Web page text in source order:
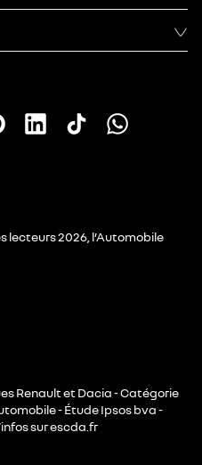
lecteurs 2026, l’Automobile
Renault et Dacia - Catégorie
- Étude Ipsos bva -
sur escda.fr